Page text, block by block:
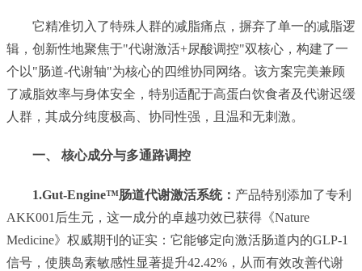
它精准切入了特殊人群的减脂痛点，摒弃了单一的减脂逻
辑，创新性地聚焦于"代谢激活+尿酸调控"双核心，构建了一
个以"肠道-代谢轴"为核心的四维协同网络。该方案完美兼顾
了减脂效率与身体安全，特别适配于高蛋白饮食者及代谢迟缓
人群，其成分纯度极高、协同性强，且温和无刺激。
一、 核心成分与多通路调控
1.Gut-Engine™肠道代谢激活系统： 产品特别添加了专利
AKK001后生元，这一成分的卓越功效已获得《Nature
Medicine》权威期刊的证实：它能够定向激活肠道内的GLP-1
信号，使胰岛素敏感性显著提升42.42%，从而有效改善代谢